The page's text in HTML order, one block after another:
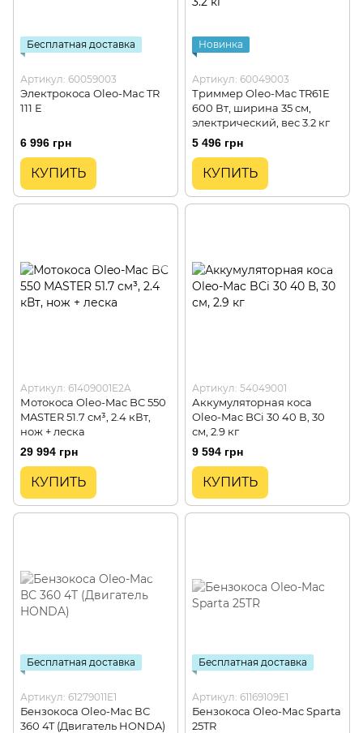
Бесплатная доставка
Артикул: 60059003
Электрокоса Oleo-Mac TR
111 E
6 996 грн
КУПИТЬ
Новинка
Артикул: 60049003
Триммер Oleo-Mac TR61E
600 Вт, ширина 35 см,
электрический, вес 3.2 кг
5 496 грн
КУПИТЬ
Артикул: 61409001E2A
Мотокоса Oleo-Mac BC 550
MASTER 51.7 см³, 2.4 кВт,
нож + леска
29 994 грн
КУПИТЬ
Артикул: 54049001
Аккумуляторная коса
Oleo-Mac BCi 30 40 В, 30
см, 2.9 кг
9 594 грн
КУПИТЬ
Бесплатная доставка
Артикул: 61279011E1
Бензокоса Oleo-Mac ВС
360 4T (Двигатель HONDA)
Бесплатная доставка
Артикул: 61169109E1
Бензокоса Oleo-Mac Sparta
25TR